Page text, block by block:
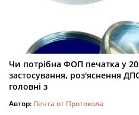
Чи потрібна ФОП печатка у
застосування, роз'яснення
головні з
Автор:Лента от Протокола